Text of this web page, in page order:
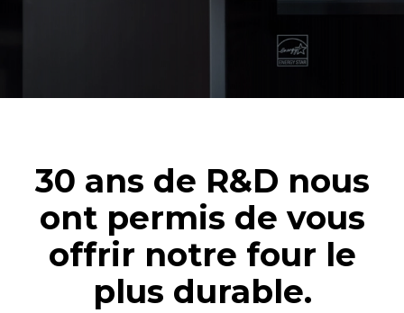
30 ans de R&D nous
ont permis de vous
offrir notre four le
plus durable.